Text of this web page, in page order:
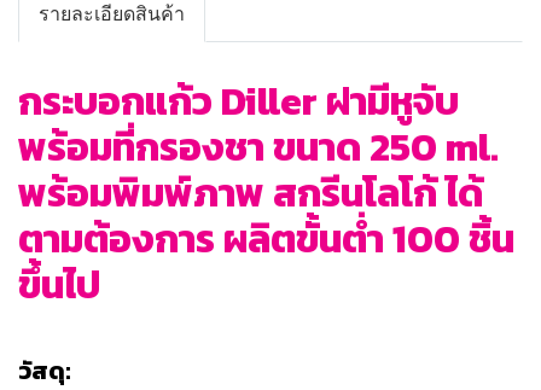
รายละเอียดสินค้า
กระบอกแก้ว Diller ฝามีหูจับ
พร้อมที่กรองชา ขนาด 250 ml.
พร้อมพิมพ์ภาพ สกรีนโลโก้ ได้
ตามต้องการ ผลิตขั้นต่ำ 100 ชิ้น
ขึ้นไป
วัสดุ: